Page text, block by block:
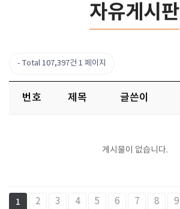
자유게시판
Total 107,397건 1 페이지
번호 제목 글쓴이
게시물이 없습니다.
1 2 3 4 5 6 7 8 9